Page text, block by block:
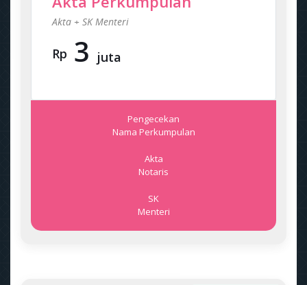
Akta + SK Menteri
Rp 3 juta
Pengecekan
Nama Perkumpulan
Akta
Notaris
SK
Menteri